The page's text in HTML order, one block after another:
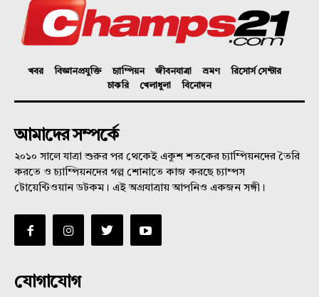
খবর বিজ্ঞানপ্রযুক্তি চ্যাম্পিয়ন জীবনযাত্রা ভ্রমণ
রিসোর্স সেন্টার
চাকরি
খেলাধুলা বিনোদন
আমাদের সম্পর্কে
২০১০ সালে যাত্রা শুরুর পর থেকেই একুশ শতকের চ্যাম্পিয়নদের তৈরি
করতে ও চ্যাম্পিয়নদের গল্প শোনাতে কাজ করছে চ্যাম্পস
টোয়েন্টিওয়ান ডটকম। এই অগ্রযাত্রায় আপনিও একজন সঙ্গী।
যোগাযোগ